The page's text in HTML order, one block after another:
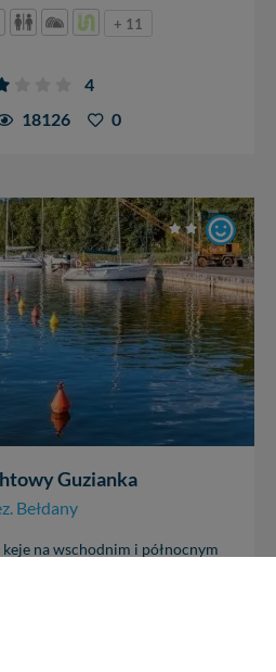
+ 11
4
18126 0
Guzianka
Bełdany
na wschodnim i północnym